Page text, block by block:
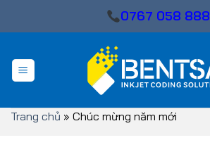
0767 058 888
Trang chủ » Chúc mừng năm mới